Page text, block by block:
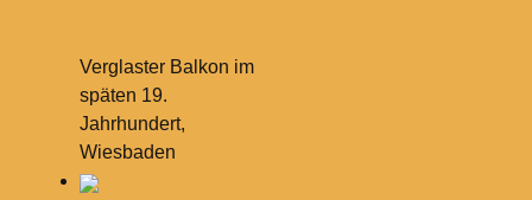
Verglaster Balkon im
späten 19.
Jahrhundert,
Wiesbaden